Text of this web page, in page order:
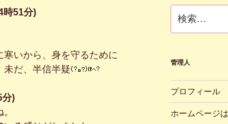
時51分)
いから、身を守るために
未だ、半信半疑
分)
ブ
索:
管理人
プロフィール
ホームページ